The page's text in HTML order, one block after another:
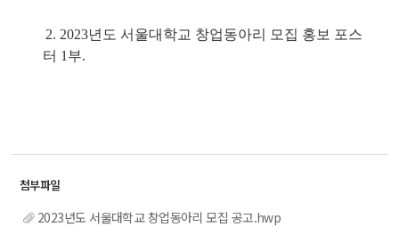
2. 2023년도 서울대학교 창업동아리 모집 홍보 포스
터 1부.
2023년도 서울대학교 창업동아리 모집 공고.hwp